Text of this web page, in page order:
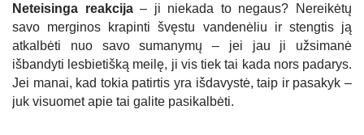
Neteisinga reakcija– ji niekada to negaus? Nereikėtų
savo merginos krapinti švęstu vandenėliu ir stengtis ją
atkalbėti nuo savo sumanymų – jei jau ji užsimanė
išbandyti lesbietišką meilę, ji vis tiek tai kada nors padarys.
Jei manai, kad tokia patirtis yra išdavystė, taip ir pasakyk –
juk visuomet apie tai galite pasikalbėti.